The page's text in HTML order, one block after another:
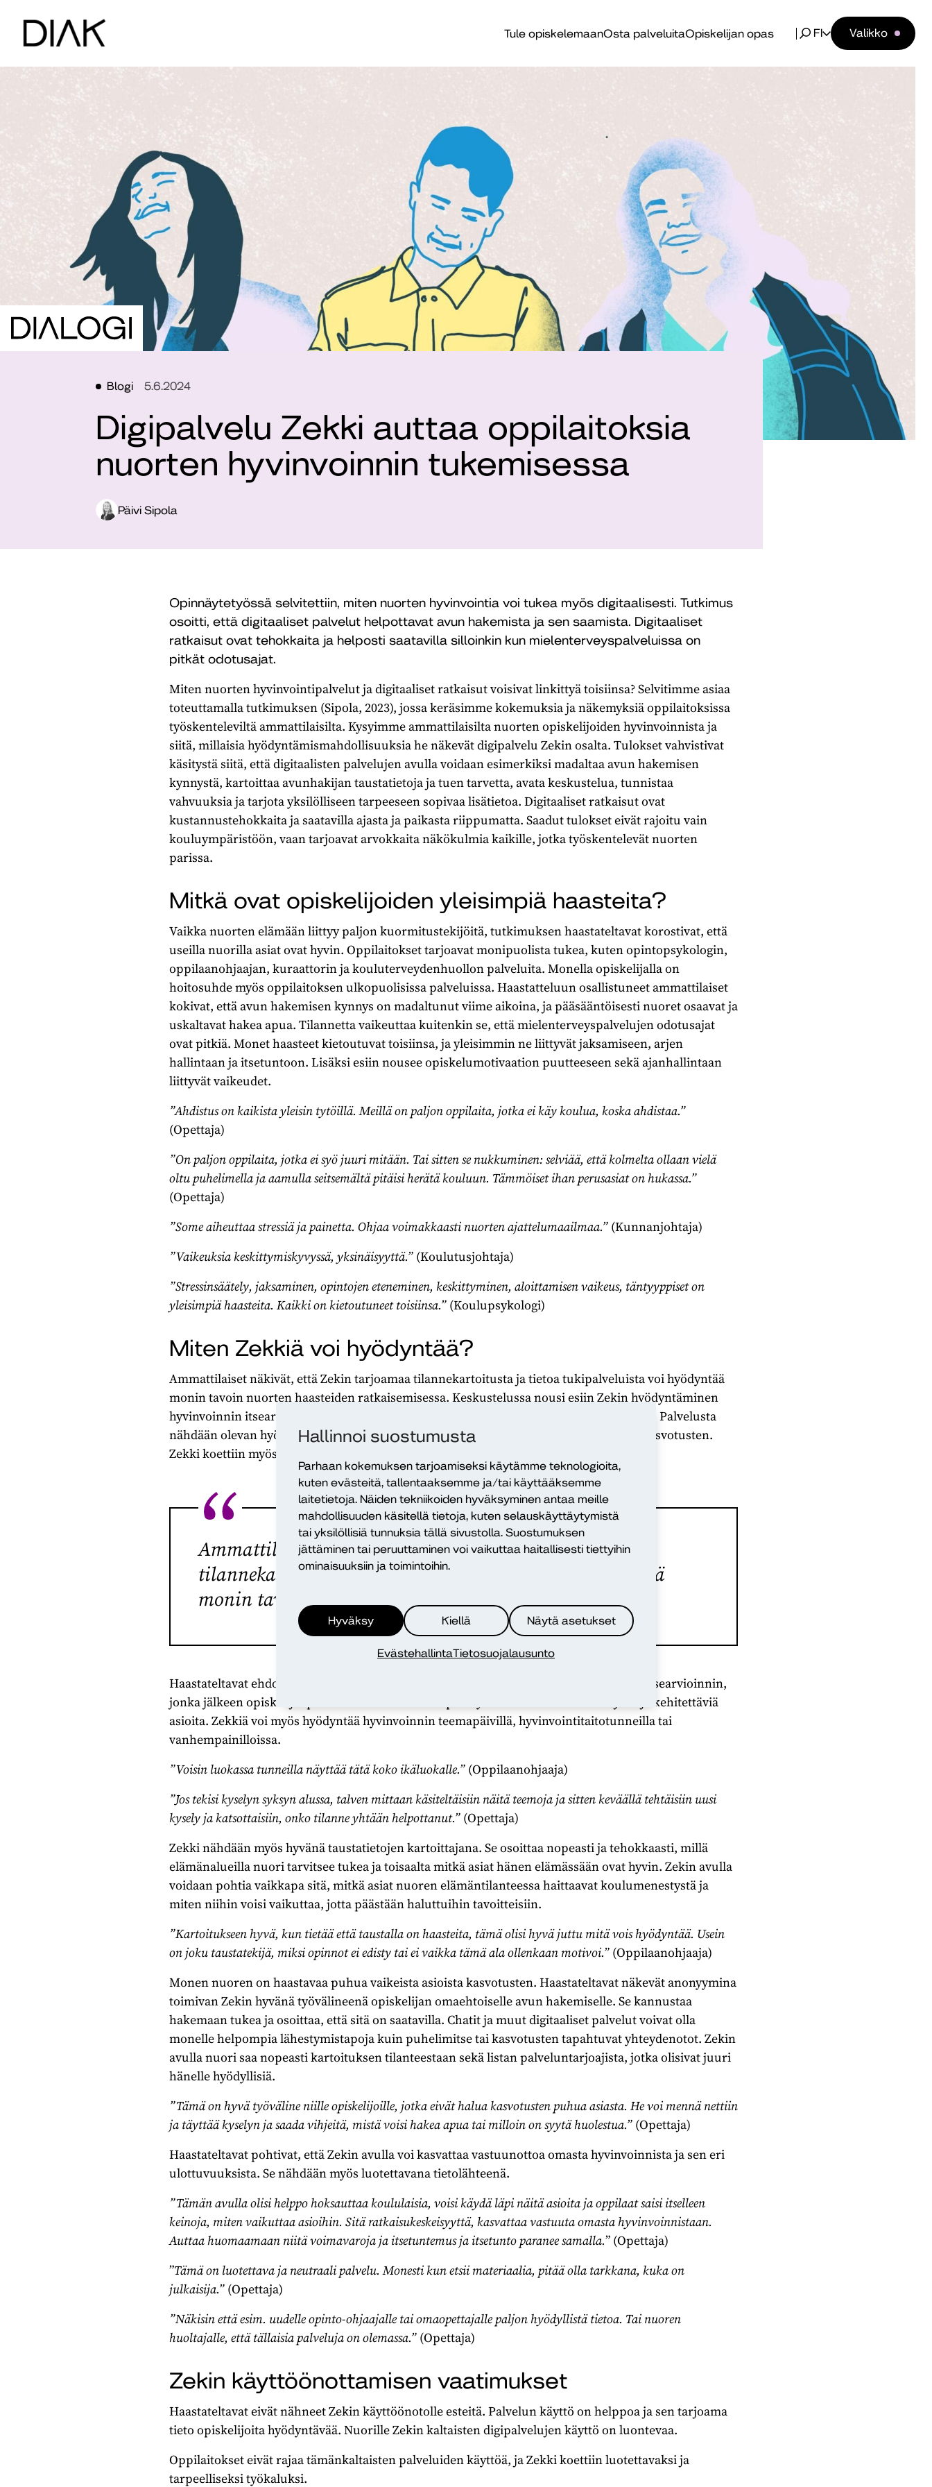
Hallinnoi suostumusta
Parhaan kokemuksen tarjoamiseksi käytämme teknologioita,
kuten evästeitä, tallentaaksemme ja/tai käyttääksemme
laitetietoja. Näiden tekniikoiden hyväksyminen antaa meille
mahdollisuuden käsitellä tietoja, kuten selauskäyttäytymistä
tai yksilöllisiä tunnuksia tällä sivustolla. Suostumuksen
jättäminen tai peruuttaminen voi vaikuttaa haitallisesti tiettyihin
ominaisuuksiin ja toimintoihin.
Hyväksy Kiellä Näytä asetukset
EvästehallintaTietosuojalausunto
Tule opiskelemaanOsta palveluitaOpiskelijan opas FI Valikko
Blogi 5.6.2024
Digipalvelu Zekki auttaa oppilaitoksia
nuorten hyvinvoinnin tukemisessa
Päivi Sipola
Opinnäytetyössä selvitettiin, miten nuorten hyvinvointia voi tukea myös digitaalisesti. Tutkimus
osoitti, että digitaaliset palvelut helpottavat avun hakemista ja sen saamista. Digitaaliset
ratkaisut ovat tehokkaita ja helposti saatavilla silloinkin kun mielenterveyspalveluissa on
pitkät odotusajat.
Miten nuorten hyvinvointipalvelut ja digitaaliset ratkaisut voisivat linkittyä toisiinsa? Selvitimme asiaa
toteuttamalla tutkimuksen (Sipola, 2023), jossa keräsimme kokemuksia ja näkemyksiä oppilaitoksissa
työskenteleviltä ammattilaisilta. Kysyimme ammattilaisilta nuorten opiskelijoiden hyvinvoinnista ja
siitä, millaisia hyödyntämismahdollisuuksia he näkevät digipalvelu Zekin osalta. Tulokset vahvistivat
käsitystä siitä, että digitaalisten palvelujen avulla voidaan esimerkiksi madaltaa avun hakemisen
kynnystä, kartoittaa avunhakijan taustatietoja ja tuen tarvetta, avata keskustelua, tunnistaa
vahvuuksia ja tarjota yksilölliseen tarpeeseen sopivaa lisätietoa. Digitaaliset ratkaisut ovat
kustannustehokkaita ja saatavilla ajasta ja paikasta riippumatta. Saadut tulokset eivät rajoitu vain
kouluympäristöön, vaan tarjoavat arvokkaita näkökulmia kaikille, jotka työskentelevät nuorten
parissa.
Mitkä ovat opiskelijoiden yleisimpiä haasteita?
Vaikka nuorten elämään liittyy paljon kuormitustekijöitä, tutkimuksen haastateltavat korostivat, että
useilla nuorilla asiat ovat hyvin. Oppilaitokset tarjoavat monipuolista tukea, kuten opintopsykologin,
oppilaanohjaajan, kuraattorin ja kouluterveydenhuollon palveluita. Monella opiskelijalla on
hoitosuhde myös oppilaitoksen ulkopuolisissa palveluissa. Haastatteluun osallistuneet ammattilaiset
kokivat, että avun hakemisen kynnys on madaltunut viime aikoina, ja pääsääntöisesti nuoret osaavat ja
uskaltavat hakea apua. Tilannetta vaikeuttaa kuitenkin se, että mielenterveyspalvelujen odotusajat
ovat pitkiä. Monet haasteet kietoutuvat toisiinsa, ja yleisimmin ne liittyvät jaksamiseen, arjen
hallintaan ja itsetuntoon. Lisäksi esiin nousee opiskelumotivaation puutteeseen sekä ajanhallintaan
liittyvät vaikeudet.
”Ahdistus on kaikista yleisin tytöillä. Meillä on paljon oppilaita, jotka ei käy koulua, koska ahdistaa.”
(Opettaja)
”On paljon oppilaita, jotka ei syö juuri mitään. Tai sitten se nukkuminen: selviää, että kolmelta ollaan vielä
oltu puhelimella ja aamulla seitsemältä pitäisi herätä kouluun. Tämmöiset ihan perusasiat on hukassa.”
(Opettaja)
”Some aiheuttaa stressiä ja painetta. Ohjaa voimakkaasti nuorten ajattelumaailmaa.” (Kunnanjohtaja)
”Vaikeuksia keskittymiskyvyssä, yksinäisyyttä.” (Koulutusjohtaja)
”Stressinsäätely, jaksaminen, opintojen eteneminen, keskittyminen, aloittamisen vaikeus, täntyyppiset on
yleisimpiä haasteita. Kaikki on kietoutuneet toisiinsa.” (Koulupsykologi)
Miten Zekkiä voi hyödyntää?
Ammattilaiset näkivät, että Zekin tarjoamaa tilannekartoitusta ja tietoa tukipalveluista voi hyödyntää
monin tavoin nuorten haasteiden ratkaisemisessa. Keskustelussa nousi esiin Zekin hyödyntäminen
hyvinvoinnin itsearvioinnissa, taustatietojen kartoituksessa ja keskustelun avaamisessa. Palvelusta
nähdään olevan hyötyä erityisesti niille nuorille, joiden on vaikea puhua haasteistaan kasvotusten.
Zekki koettiin myös luotettavana tiedonantajana ja ajan tasalla pysymisen välineenä.
Ammattilaiset näkivät, että Zekin tarjoamaa
tilannekartoitusta ja tietoa tukipalveluista voi hyödyntää
monin tavoin nuorten haasteiden ratkaisemisessa.
Haastateltavat ehdottivat, että Zekin avulla voisi teettää koko ikäluokalle hyvinvoinnin itsearvioinnin,
jonka jälkeen opiskelijat pohtisivat itsenäisesti tai pienryhmissä omia voimavarojaan ja kehitettäviä
asioita. Zekkiä voi myös hyödyntää hyvinvoinnin teemapäivillä, hyvinvointitaitotunneilla tai
vanhempainilloissa.
”Voisin luokassa tunneilla näyttää tätä koko ikäluokalle.” (Oppilaanohjaaja)
”Jos tekisi kyselyn syksyn alussa, talven mittaan käsiteltäisiin näitä teemoja ja sitten keväällä tehtäisiin uusi
kysely ja katsottaisiin, onko tilanne yhtään helpottanut.” (Opettaja)
Zekki nähdään myös hyvänä taustatietojen kartoittajana. Se osoittaa nopeasti ja tehokkaasti, millä
elämänalueilla nuori tarvitsee tukea ja toisaalta mitkä asiat hänen elämässään ovat hyvin. Zekin avulla
voidaan pohtia vaikkapa sitä, mitkä asiat nuoren elämäntilanteessa haittaavat koulumenestystä ja
miten niihin voisi vaikuttaa, jotta päästään haluttuihin tavoitteisiin.
”Kartoitukseen hyvä, kun tietää että taustalla on haasteita, tämä olisi hyvä juttu mitä vois hyödyntää. Usein
on joku taustatekijä, miksi opinnot ei edisty tai ei vaikka tämä ala ollenkaan motivoi.” (Oppilaanohjaaja)
Monen nuoren on haastavaa puhua vaikeista asioista kasvotusten. Haastateltavat näkevät anonyymina
toimivan Zekin hyvänä työvälineenä opiskelijan omaehtoiselle avun hakemiselle. Se kannustaa
hakemaan tukea ja osoittaa, että sitä on saatavilla. Chatit ja muut digitaaliset palvelut voivat olla
monelle helpompia lähestymistapoja kuin puhelimitse tai kasvotusten tapahtuvat yhteydenotot. Zekin
avulla nuori saa nopeasti kartoituksen tilanteestaan sekä listan palveluntarjoajista, jotka olisivat juuri
hänelle hyödyllisiä.
”Tämä on hyvä työväline niille opiskelijoille, jotka eivät halua kasvotusten puhua asiasta. He voi mennä nettiin
ja täyttää kyselyn ja saada vihjeitä, mistä voisi hakea apua tai milloin on syytä huolestua.” (Opettaja)
Haastateltavat pohtivat, että Zekin avulla voi kasvattaa vastuunottoa omasta hyvinvoinnista ja sen eri
ulottuvuuksista. Se nähdään myös luotettavana tietolähteenä.
”Tämän avulla olisi helppo hoksauttaa koululaisia, voisi käydä läpi näitä asioita ja oppilaat saisi itselleen
keinoja, miten vaikuttaa asioihin. Sitä ratkaisukeskeisyyttä, kasvattaa vastuuta omasta hyvinvoinnistaan.
Auttaa huomaamaan niitä voimavaroja ja itsetuntemus ja itsetunto paranee samalla.” (Opettaja)
”Tämä on luotettava ja neutraali palvelu. Monesti kun etsii materiaalia, pitää olla tarkkana, kuka on
julkaisija.” (Opettaja)
”Näkisin että esim. uudelle opinto-ohjaajalle tai omaopettajalle paljon hyödyllistä tietoa. Tai nuoren
huoltajalle, että tällaisia palveluja on olemassa.” (Opettaja)
Zekin käyttöönottamisen vaatimukset
Haastateltavat eivät nähneet Zekin käyttöönotolle esteitä. Palvelun käyttö on helppoa ja sen tarjoama
tieto opiskelijoita hyödyntävää. Nuorille Zekin kaltaisten digipalvelujen käyttö on luontevaa.
Oppilaitokset eivät rajaa tämänkaltaisten palveluiden käyttöä, ja Zekki koettiin luotettavaksi ja
tarpeelliseksi työkaluksi.